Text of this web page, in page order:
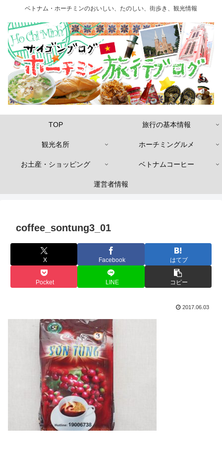
ベトナム・ホーチミンのおいしい、たのしい、街歩き、観光情報
TOP 旅行の基本情報
観光名所 ホーチミングルメ
お土産・ショッピング ベトナムコーヒー
運営者情報
coffee_sontung3_01
X Facebook はてブ
Pocket LINE コピー
2017.06.03